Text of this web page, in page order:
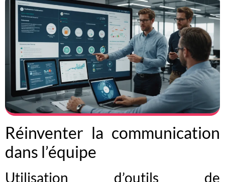
Réinventer la communication
dans l’équipe
Utilisation d’outils de